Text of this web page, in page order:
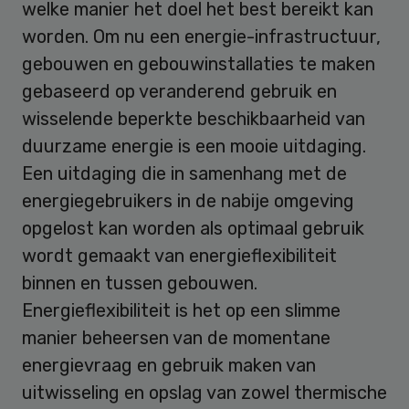
welke manier het doel het best bereikt kan
worden. Om nu een energie-infrastructuur,
gebouwen en gebouwinstallaties te maken
gebaseerd op veranderend gebruik en
wisselende beperkte beschikbaarheid van
duurzame energie is een mooie uitdaging.
Een uitdaging die in samenhang met de
energiegebruikers in de nabije omgeving
opgelost kan worden als optimaal gebruik
wordt gemaakt van energieflexibiliteit
binnen en tussen gebouwen.
Energieflexibiliteit is het op een slimme
manier beheersen van de momentane
energievraag en gebruik maken van
uitwisseling en opslag van zowel thermische